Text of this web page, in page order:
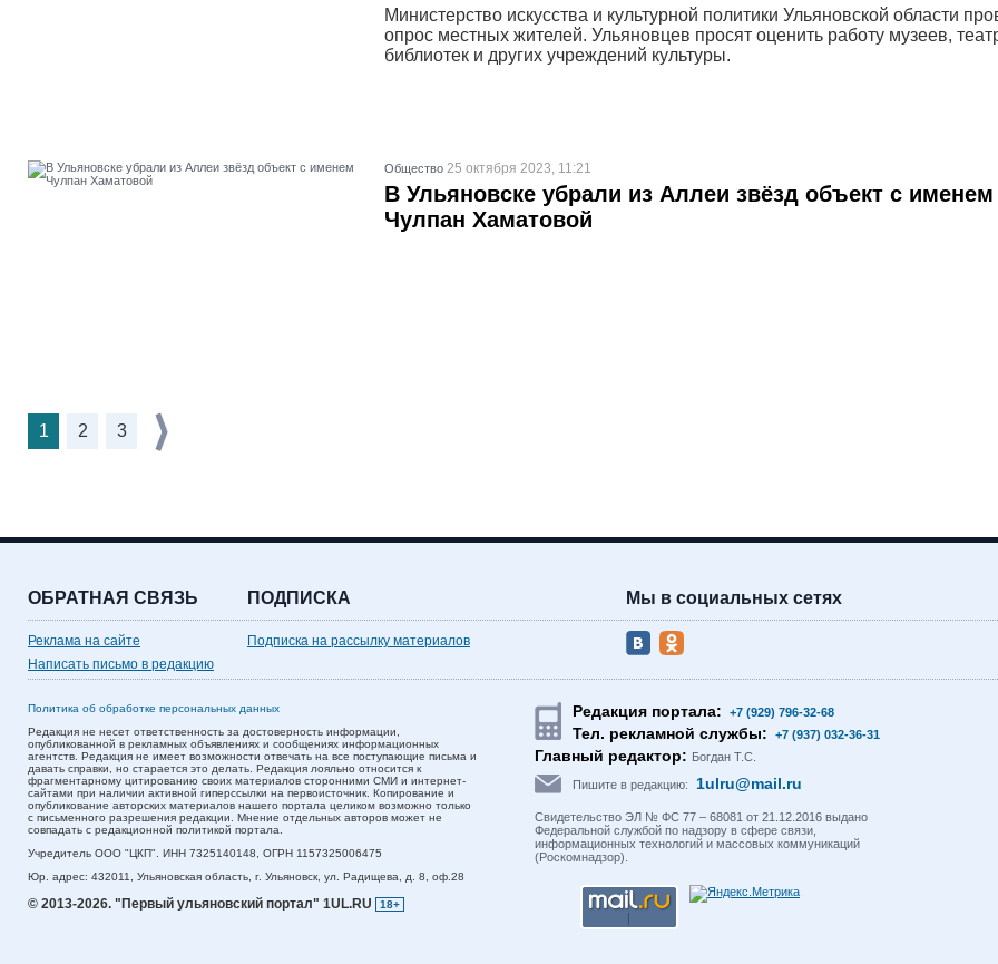
Министерство искусства и культурной политики Ульяновской области
опрос местных жителей. Ульяновцев просят оценить работу музеев,
библиотек и других учреждений культуры.
Общество 25 октября 2023, 11:21
В Ульяновске убрали из Аллеи звёзд объект с именем
Чулпан Хаматовой
1 2 3
ОБРАТНАЯ СВЯЗЬ
Реклама на сайте
Написать письмо в редакцию
ПОДПИСКА
Подписка на рассылку материалов
Мы в социальных сетях
Политика об обработке персональных данных
Редакция не несет ответственность за достоверность информации,
опубликованной в рекламных объявлениях и сообщениях информационных
агентств. Редакция не имеет возможности отвечать на все поступающие письма и
давать справки, но старается это делать. Редакция лояльно относится к
фрагментарному цитированию своих материалов сторонними СМИ и интернет-
сайтами при наличии активной гиперссылки на первоисточник. Копирование и
опубликование авторских материалов нашего портала целиком возможно только
с письменного разрешения редакции. Мнение отдельных авторов может не
совпадать с редакционной политикой портала.
Учредитель ООО "ЦКП". ИНН 7325140148, ОГРН 1157325006475
Юр. адрес: 432011, Ульяновская область, г. Ульяновск, ул. Радищева, д. 8, оф.28
© 2013-2026. "Первый ульяновский портал" 1UL.RU 18+
Редакция портала: +7 (929) 796-32-68
Тел. рекламной службы: +7 (937) 032-36-31
Главный редактор: Богдан Т.С.
Пишите в редакцию: 1ulru@mail.ru
Свидетельство ЭЛ № ФС 77 – 68081 от 21.12.2016 выдано
Федеральной службой по надзору в сфере связи,
информационных технологий и массовых коммуникаций
(Роскомнадзор).